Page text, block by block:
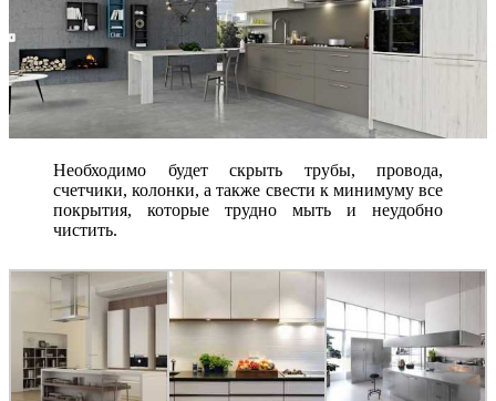
Необходимо будет скрыть трубы, провода,
счетчики, колонки, а также свести к минимуму все
покрытия, которые трудно мыть и неудобно
чистить.